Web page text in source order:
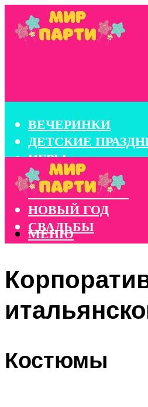
ВЕЧЕРИНКИ
ДЕТСКИЕ
ИГРЫ
КОНКУРСЫ
КОРПОРАТИВЫ
НОВЫЙ ГОД
СВАДЬБЫ
МЕНЮ
Костюмы